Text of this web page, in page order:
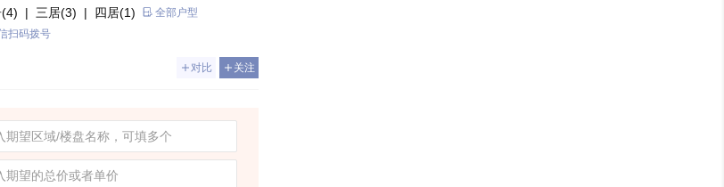
| 三居(3) | 四居(1) 全部户型
扫码拨号
对比 关注